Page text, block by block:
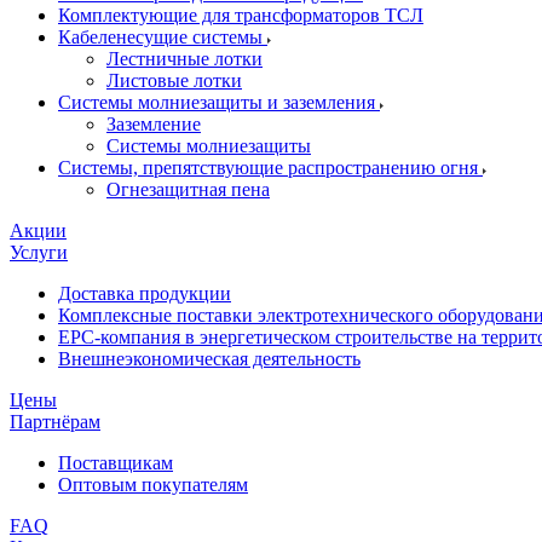
Комплектующие для трансформаторов ТСЛ
Кабеленесущие системы
Лестничные лотки
Листовые лотки
Системы молниезащиты и заземления
Заземление
Системы молниезащиты
Системы, препятствующие распространению огня
Огнезащитная пена
Акции
Услуги
Доставка продукции
Комплексные поставки электротехнического
EPC-компания в энергетическом строительстве на
Внешнеэкономическая деятельность
Цены
Партнёрам
Поставщикам
Оптовым покупателям
FAQ